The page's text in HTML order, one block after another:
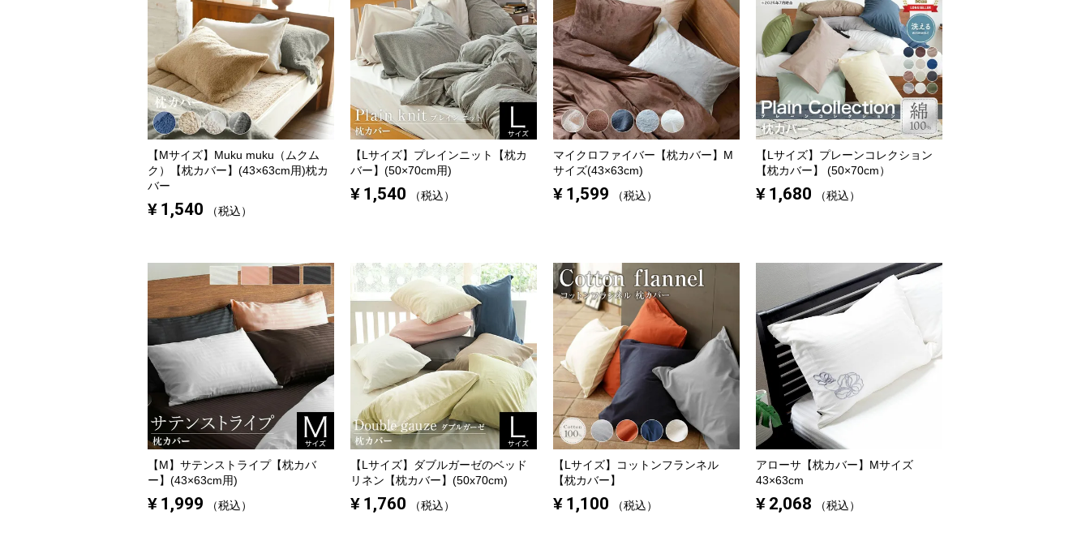
【Mサイズ】 Muku muku（ムクム
ク）【枕カバー】(43×63cm用)枕カ
バー
¥ 1,540 税込
【Lサイズ】 プレインニット【枕カ
バー】(50×70cm用)
¥ 1,540 税込
マイクロファイバー【枕カバー】M
サイズ(43×63cm)
¥ 1,599 税込
【Lサイズ】 プレーンコレクション
【枕カバー】 (50×70cm）
¥ 1,680 税込
【M】 サテンストライプ【枕カバ
ー】(43×63cm用)
¥ 1,999 税込
【Lサイズ】
ダブルガーゼのベッド
リネン【枕カバー】(50x70cm)
¥ 1,760 税込
【Lサイズ】
コットンフランネル
【枕カバー】
¥ 1,100 税込
アローサ【枕カバー】Mサイズ
43×63cm
¥ 2,068 税込